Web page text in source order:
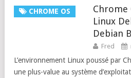
CHROME OS
Chrome
Linux
Debian
Fred
L’environnement Linux poussé par
une plus-value au système